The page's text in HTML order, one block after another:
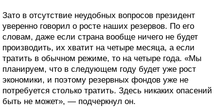
Зато в отсутствие неудобных вопросов президент
уверенно говорил о росте наших резервов. По его
словам, даже если страна вообще ничего не будет
производить, их хватит на четыре месяца, а если
тратить в обычном режиме, то на четыре года. «Мы
планируем, что в следующем году будет уже рост
экономики, и поэтому резервных фондов уже не
потребуется столько тратить. Здесь никаких опасений
быть не может», — подчеркнул он.